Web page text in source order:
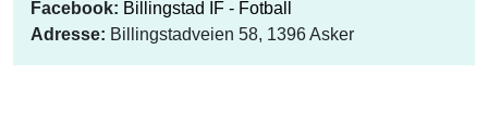
Facebook: Billingstad IF - Fotball
Adresse: Billingstadveien 58, 1396 Asker